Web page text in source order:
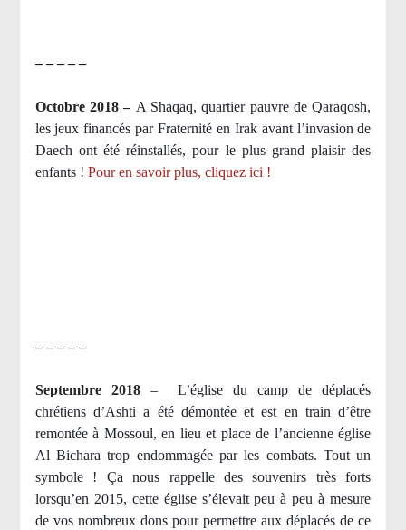
– – – – –
Octobre 2018 – A Shaqaq, quartier pauvre de Qaraqosh,
les jeux financés par Fraternité en Irak​ avant l’invasion de
Daech ont été réinstallés, pour le plus grand plaisir des
enfants ! Pour en savoir plus, cliquez ici !
– – – – –
Septembre 2018 –
L’église du camp de déplacés
chrétiens d’Ashti a été démontée et est en train d’être
remontée à Mossoul, en lieu et place de l’ancienne église
Al Bichara trop endommagée par les combats. Tout un
symbole ! Ça nous rappelle des souvenirs très forts
lorsqu’en 2015, cette église s’élevait peu à peu à mesure
de vos nombreux dons pour permettre aux déplacés de ce